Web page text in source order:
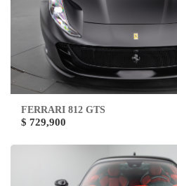
FERRARI 812 GTS
$ 729,900